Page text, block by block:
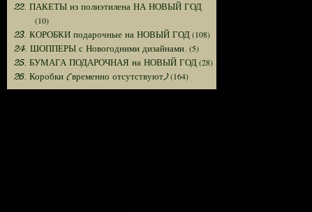
22. ПАКЕТЫ из полиэтилена НА НОВЫЙ ГОД
(10)
23. КОРОБКИ подарочные на НОВЫЙ ГОД(108)
24. ШОППЕРЫ с Новогодними дизайнами. (5)
25. БУМАГА ПОДАРОЧНАЯ на НОВЫЙ ГОД(28)
26. Коробки (временно отсутствуют)(164)